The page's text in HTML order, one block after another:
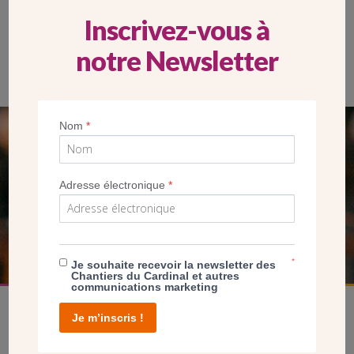
SEUL VOTRE DON
Inscrivez-vous à
notre Newsletter
Nom*
Adresse électronique*
Je souhaite recevoir la newsletter des
Chantiers du Cardinal et autres
communications marketing
*
Je m’inscris !